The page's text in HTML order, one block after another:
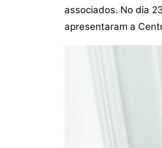
associados. No dia
apresentaram a